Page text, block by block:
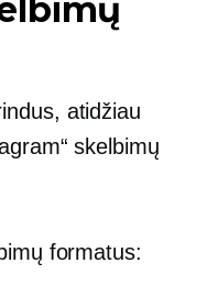
atidžiau
skelbimų
formatus: